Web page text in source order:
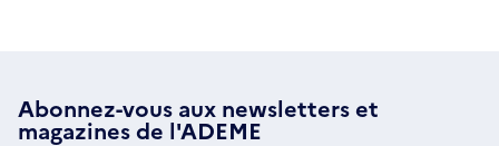
Abonnez-vous aux newsletterset
magazines de l'ADEME